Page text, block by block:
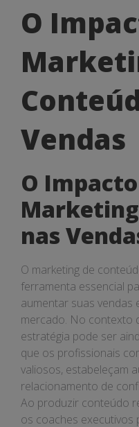
O
Impacto
do
Marketing
de
Conteúdo
nas
Vendas
O
Vendas
O
nas
O marketing de
ferramenta essencial
aumentar suas
mercado. No contexto
estratégia pode ser
que os profissionais
valiosos, estabeleçam
relacionamento de
Ao produzir conteúdo
os coaches executivos